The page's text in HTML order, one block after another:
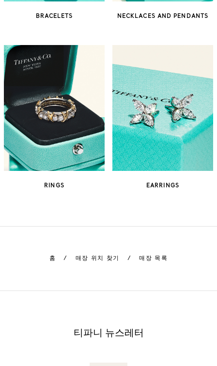
BRACELETS NECKLACES AND PENDANTS
RINGS EARRINGS
홈 / 매장 위치 찾기 / 매장 목록
티파니 뉴스레터